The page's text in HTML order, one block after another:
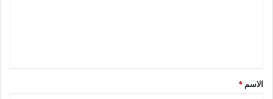
ق
*
الاسم *